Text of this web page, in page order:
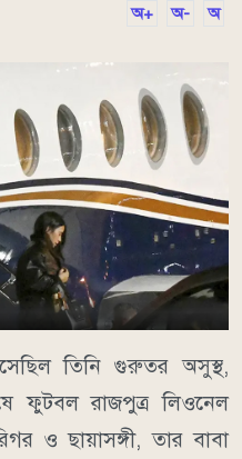
অ+ অ- অ
তিনি গুরুতর অসুস্থ,
ফুটবল রাজপুত্র লিওনেল
ও ছায়াসঙ্গী, তার বাবা